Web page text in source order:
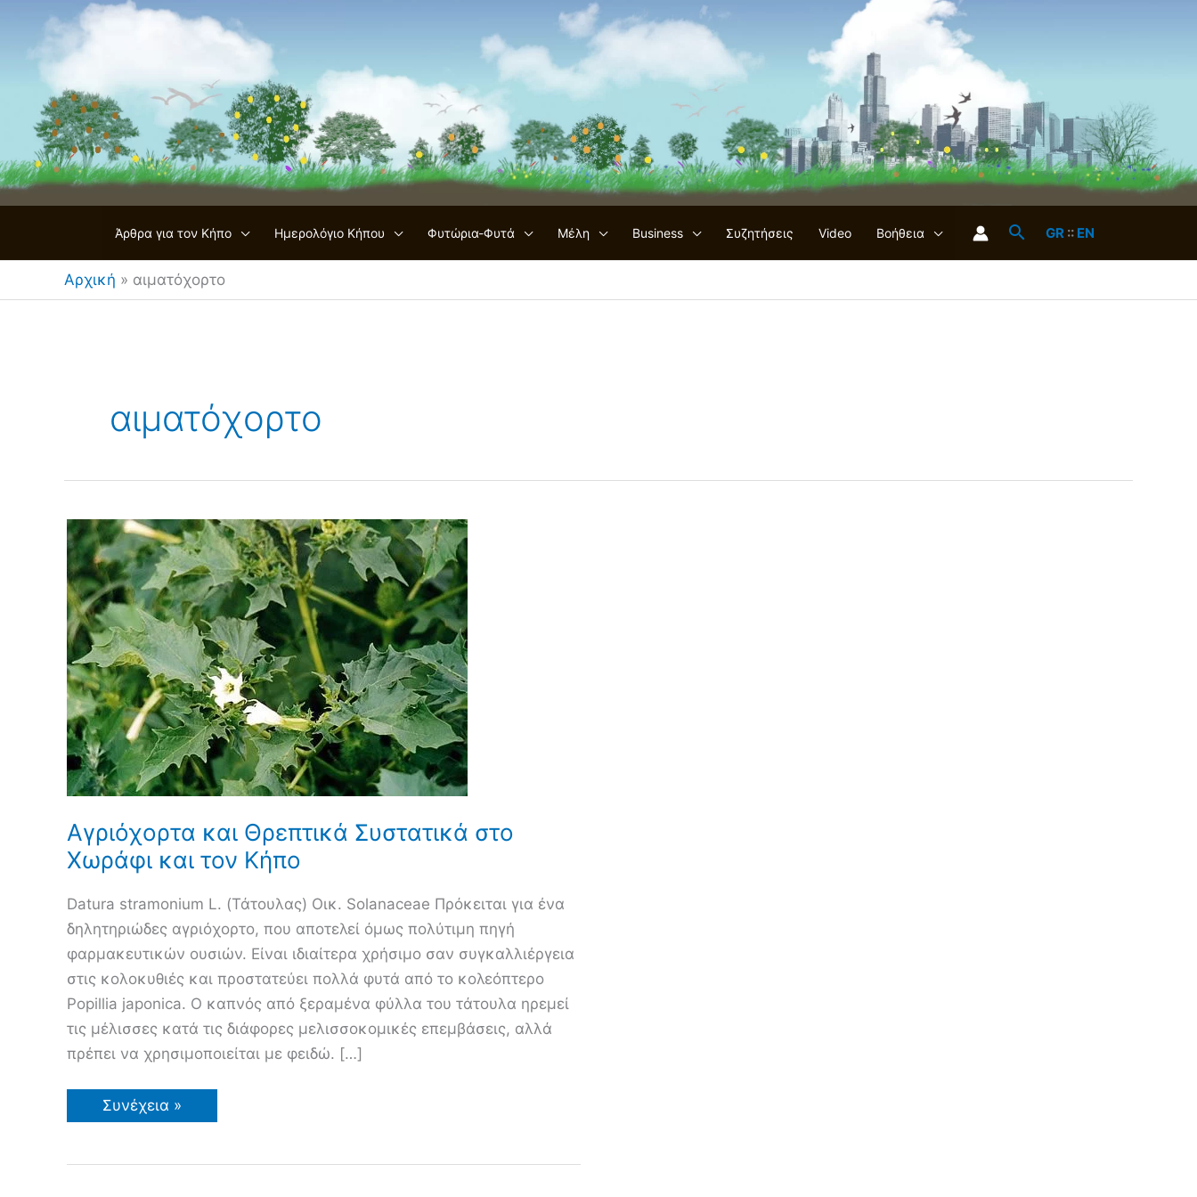
περιεχόμενο
Άρθρα για τον Κήπο Ημερολόγιο Κήπου Φυτώρια-Φυτά Μέλη Business Συζητήσεις Video Βοήθεια GR :: EN
Αρχική » αιματόχορτο
αιματόχορτο
Αγριόχορτα και Θρεπτικά Συστατικά στο
Χωράφι και τον Κήπο
Datura stramonium L. (Τάτουλας) Οικ. Solanaceae Πρόκειται για ένα
δηλητηριώδες αγριόχορτο, που αποτελεί όμως πολύτιμη πηγή
φαρμακευτικών ουσιών. Είναι ιδιαίτερα χρήσιμο σαν συγκαλλιέργεια
στις κολοκυθιές και προστατεύει πολλά φυτά από το κολεόπτερο
Popillia japonica. Ο καπνός από ξεραμένα φύλλα του τάτουλα ηρεμεί
τις μέλισσες κατά τις διάφορες μελισσοκομικές επεμβάσεις, αλλά
πρέπει να χρησιμοποιείται με φειδώ. […]
Αγριόχορτα
και
στο
Συνέχεια »